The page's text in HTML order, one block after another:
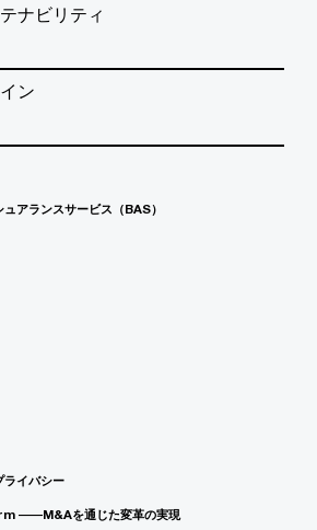
ナビリティ
ン
アランスサービス（BAS）
ライバシー
を通じた変革の実現